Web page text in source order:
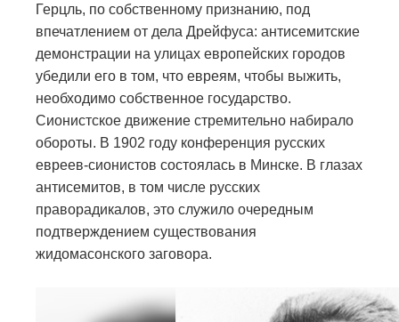
Герцль, по собственному признанию, под
впечатлением от дела Дрейфуса: антисемитские
демонстрации на улицах европейских городов
убедили его в том, что евреям, чтобы выжить,
необходимо собственное государство.
Сионистское движение стремительно набирало
обороты. В 1902 году конференция русских
евреев-сионистов состоялась в Минске. В глазах
антисемитов, в том числе русских
праворадикалов, это служило очередным
подтверждением существования
жидомасонского заговора.